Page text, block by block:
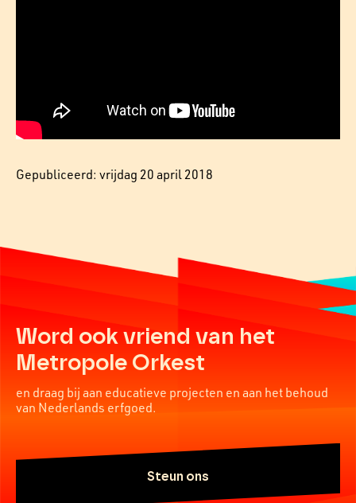
Gepubliceerd: vrijdag 20 april 2018
Word ook vriend van het
Metropole Orkest
en draag bij aan educatieve projecten en aan het behoud
van Nederlands erfgoed.
Steun ons